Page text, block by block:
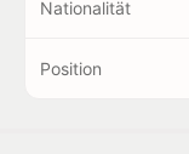
Nationalität
Position